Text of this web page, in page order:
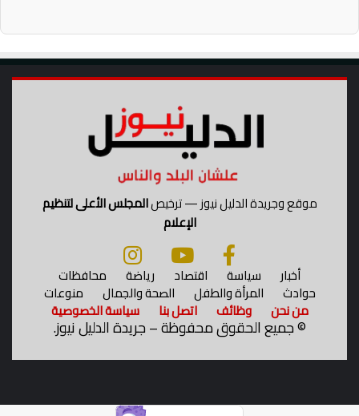
موقع وجريدة الدليل نيوز — ترخيصالمجلس الأعلى لتنظيم
الإعلام
أخبار سياسة اقتصاد رياضة محافظات
حوادث المرأة والطفل الصحة والجمال منوعات
من نحن وظائف اتصل بنا سياسة الخصوصية
©جميع الحقوق محفوظة – جريدة الدليل نيوز.